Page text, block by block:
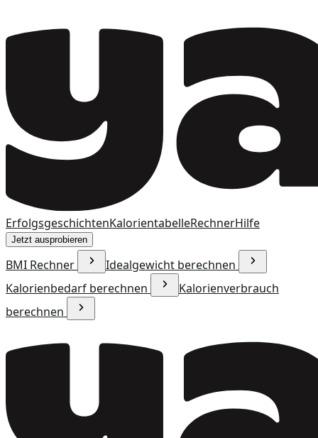
ErfolgsgeschichtenKalorientabelleRechnerHilfe
Jetzt ausprobieren
BMI Rechner
Idealgewicht berechnen
Kalorienbedarf berechnen
Kalorienverbrauch
berechnen